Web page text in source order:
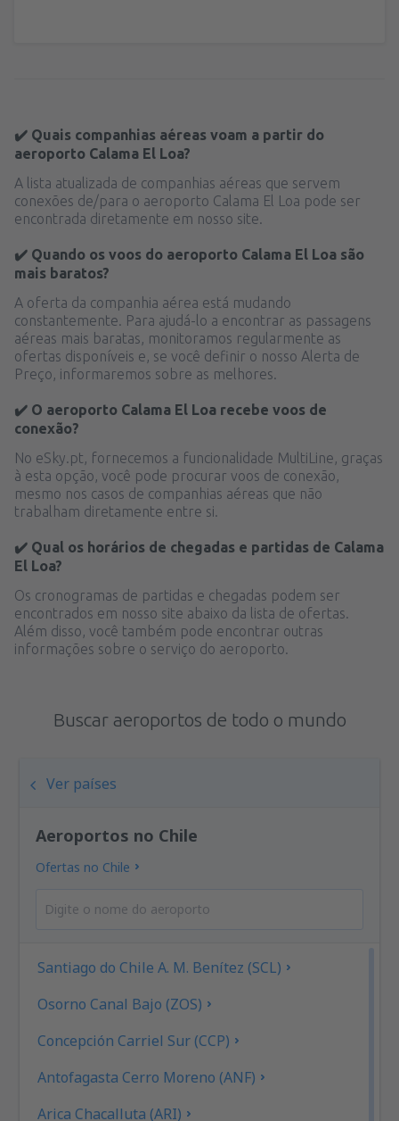
✔️ Quais companhias aéreas voam a partir do
aeroporto Calama El Loa?
A lista atualizada de companhias aéreas que servem
conexões de/para o aeroporto Calama El Loa pode ser
encontrada diretamente em nosso site.
✔️ Quando os voos do aeroporto Calama El Loa são
mais baratos?
A oferta da companhia aérea está mudando
constantemente. Para ajudá-lo a encontrar as passagens
aéreas mais baratas, monitoramos regularmente as
ofertas disponíveis e, se você definir o nosso Alerta de
Preço, informaremos sobre as melhores.
✔️ O aeroporto Calama El Loa recebe voos de
conexão?
No eSky.pt, fornecemos a funcionalidade MultiLine, graças
à esta opção, você pode procurar voos de conexão,
mesmo nos casos de companhias aéreas que não
trabalham diretamente entre si.
✔️ Qual os horários de chegadas e partidas de Calama
El Loa?
Os cronogramas de partidas e chegadas podem ser
encontrados em nosso site abaixo da lista de ofertas.
Além disso, você também pode encontrar outras
informações sobre o serviço do aeroporto.
Buscar aeroportos de todo o mundo
Ver países
Aeroportos no Chile
Ofertas no Chile
Santiago do Chile A. M. Benítez (SCL)
Osorno Canal Bajo (ZOS)
Concepción Carriel Sur (CCP)
Antofagasta Cerro Moreno (ANF)
Arica Chacalluta (ARI)